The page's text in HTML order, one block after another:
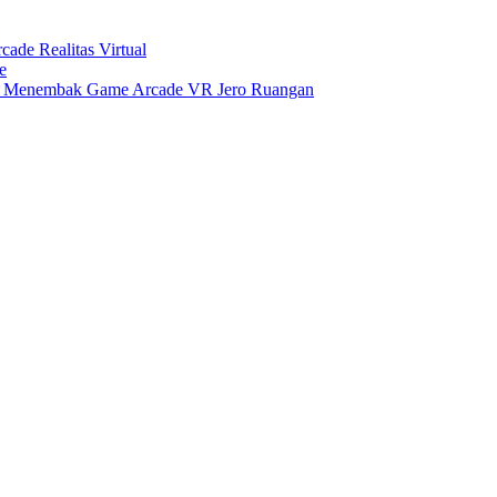
Realitas Virtual
Game Arcade VR Jero Ruangan